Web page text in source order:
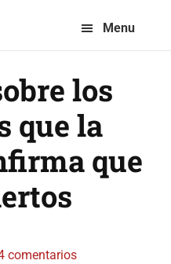
Menu
los
que la
que
comentarios